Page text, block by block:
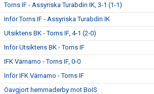
Torns IF - Assyriska Turabdin IK, 3-1 (1-1)
Inför Torns IF - Assyriska Turabdin IK
Utsiktens BK - Torns IF, 4-1 (2-0)
Inför Utsiktens BK - Torns IF
IFK Värnamo - Torns IF, 0-0
Inför IFK Värnamo - Torns IF
Oavgjort hemmaderby mot BoIS